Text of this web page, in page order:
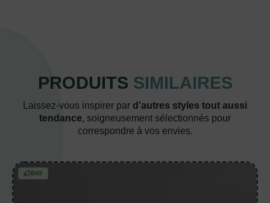
PRODUITS SIMILAIRES
Laissez-vous inspirer par d’autres styles tout aussi
tendance, soigneusement sélectionnés pour
correspondre à vos envies.
BIO